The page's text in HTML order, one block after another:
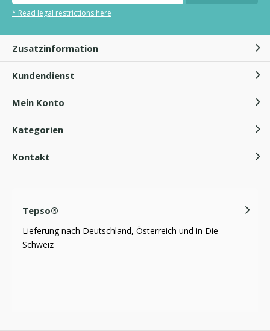
* Read legal restrictions here
Zusatzinformation
Kundendienst
Mein Konto
Kategorien
Kontakt
Tepso®
Lieferung nach Deutschland, Österreich und in Die
Schweiz